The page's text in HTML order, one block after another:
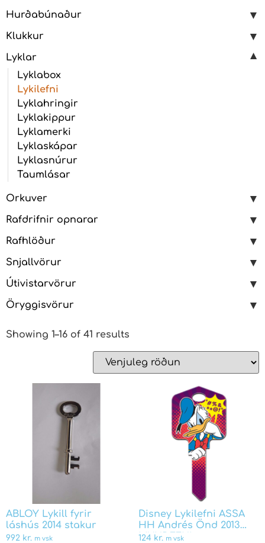
Hurðabúnaður
Klukkur
Lyklar
Lyklabox
Lykilefni
Lyklahringir
Lyklakippur
Lyklamerki
Lyklaskápar
Lyklasnúrur
Taumlásar
Orkuver
Rafdrifnir opnarar
Rafhlöður
Snjallvörur
Útivistarvörur
Öryggisvörur
Showing 1–16 of 41 results
ABLOY Lykill fyrir
láshús 2014 stakur
992 kr. m vsk
Disney Lykilefni ASSA
HH Andrés Önd 2013
MYNDEFNI
124 kr. m vsk